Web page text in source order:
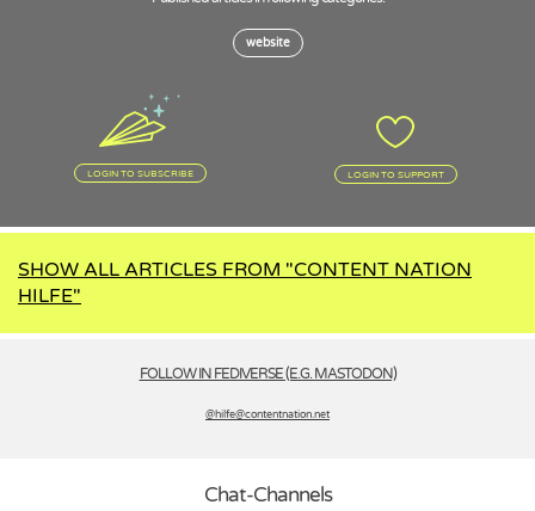
website
LOGIN TO SUBSCRIBE LOGIN TO SUPPORT
SHOW ALL ARTICLES FROM "CONTENT NATION
HILFE"
FOLLOW IN FEDIVERSE (E.G. MASTODON)
@hilfe­@contentnation.net
Chat-Channels